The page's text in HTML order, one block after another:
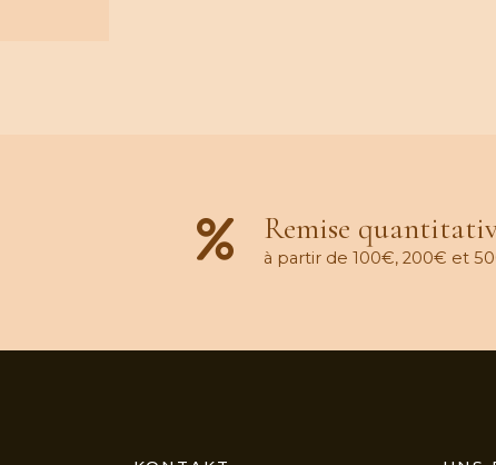
Remise
à partir de 100€, 200€ et